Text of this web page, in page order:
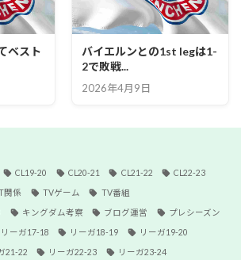
ベスト
バイエルンとの1st legは1-
2で敗戦...
2026年4月9日
CL19-20 CL20-21 CL21-22 CL22-23
関係 TVゲーム TV番組
キングダム考察 ブログ運営 プレシーズン
リーガ17-18 リーガ18-19 リーガ19-20
21-22 リーガ22-23 リーガ23-24